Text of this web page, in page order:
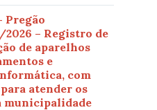
Pregão
– Registro de
de aparelhos
e
com
atender os
municipalidade